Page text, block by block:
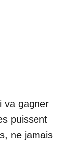
va gagner
puissent
ne jamais